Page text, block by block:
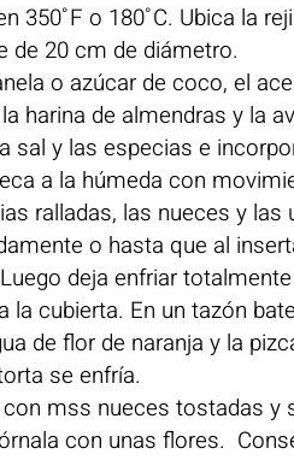
350˚F o 180˚C. Ubica la
de 20 cm de diámetro.
o azúcar de coco, el
harina de almendras y la
sal y las especias e
a la húmeda con
ralladas, las nueces y
o hasta que al
deja enfriar
la cubierta. En un tazón
de flor de naranja y la
se enfría.
con mss nueces tostadas
con unas flores.